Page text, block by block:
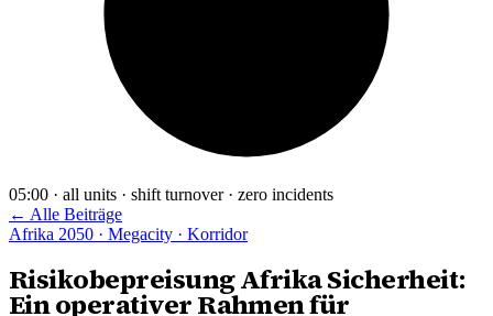
05:00 · all units · shift turnover · zero incidents
← Alle Beiträge
Afrika 2050 · Megacity · Korridor
Risikobepreisung Afrika Sicherheit:
Ein operativer Rahmen für